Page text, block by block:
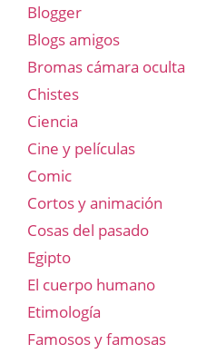
Blogger
Blogs amigos
Bromas cámara oculta
Chistes
Ciencia
Cine y películas
Comic
Cortos y animación
Cosas del pasado
Egipto
El cuerpo humano
Etimología
Famosos y famosas